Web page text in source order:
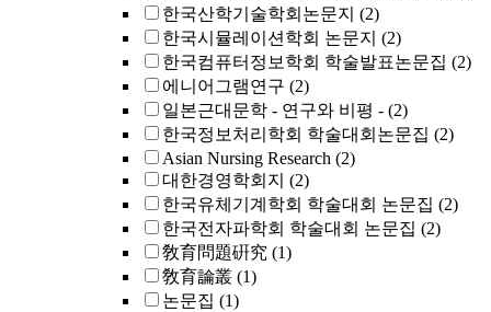
한국산학기술학회논문지 (2)
한국시뮬레이션학회 논문지 (2)
한국컴퓨터정보학회 학술발표논문집 (2)
에니어그램연구 (2)
일본근대문학 - 연구와 비평 - (2)
한국정보처리학회 학술대회논문집 (2)
Asian Nursing Research (2)
대한경영학회지 (2)
한국유체기계학회 학술대회 논문집 (2)
한국전자파학회 학술대회 논문집 (2)
敎育問題硏究 (1)
敎育論叢 (1)
논문집 (1)